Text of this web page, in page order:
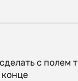
с полем